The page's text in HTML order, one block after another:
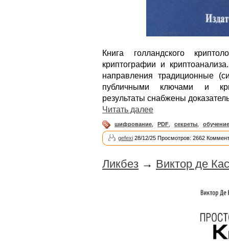
Книга голландского
криптографии и
направления традиционные
публичными ключами и
результаты снабжены
Читать далее
шифрование PDF секреты обучение
gefexi 28/12/25 Просмотров: 2662
Ликбез → Виктор де